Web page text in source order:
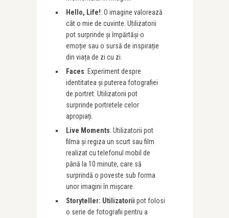
Hello, Life!: O imagine valorează
cât o mie de cuvinte. Utilizatorii
pot surprinde și împărtăși o
emoție sau o sursă de inspirație
din viața de zi cu zi.
Faces: Experiment despre
identitatea și puterea fotografiei
de portret. Utilizatorii pot
surprinde portretele celor
apropiați.
Live Moments: Utilizatorii pot
filma și regiza un scurt sau film
realizat cu telefonul mobil de
până la 10 minute, care să
surprindă o poveste sub forma
unor imagini în mișcare.
Storyteller: Utilizatorii pot folosi
o serie de fotografii pentru a